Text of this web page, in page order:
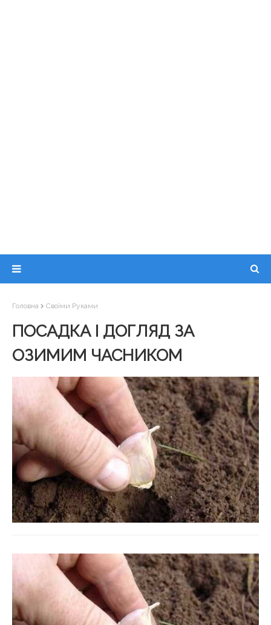
Головна Своїми Руками
ПОСАДКА І ДОГЛЯД ЗА
ОЗИМИМ ЧАСНИКОМ